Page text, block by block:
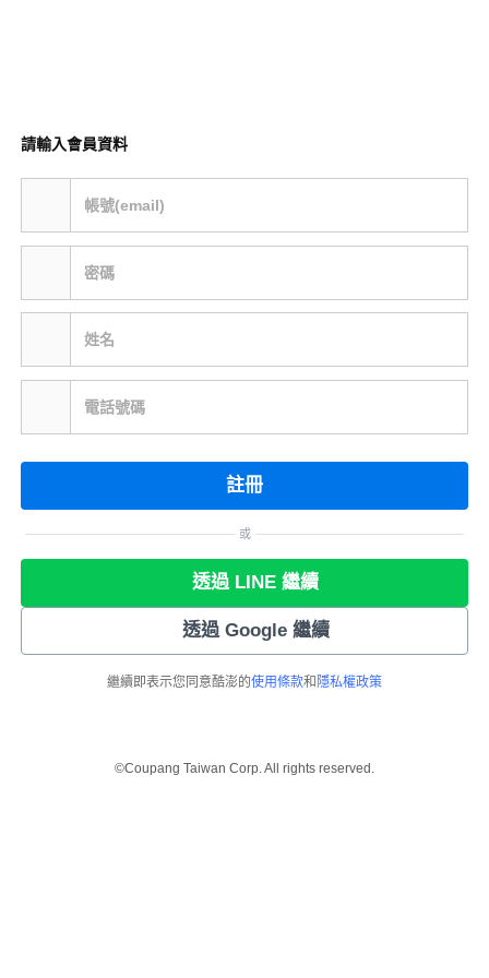
請輸入會員資料
帳號(email)
密碼
姓名
電話號碼
註冊
或
透過 LINE 繼續
透過 Google 繼續
繼續即表示您同意酷澎的使用條款和 隱私權政策
©Coupang Taiwan Corp. All rights reserved.